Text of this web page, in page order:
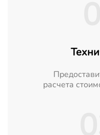
расчета